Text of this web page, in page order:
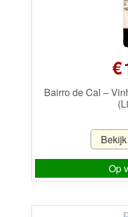
€
Bairro de Cal –
Op